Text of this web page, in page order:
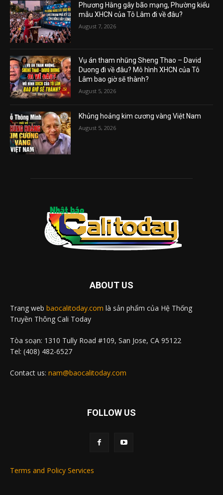
Phương Hằng gây bão mạng, Phường kiểu
mẫu XHCN của Tô Lâm đi về đâu?
August 7, 2026
Vụ án tham nhũng Sheng Thao – David
Duong đi về đâu? Mô hình XHCN của Tô
Lâm bao giờ sẽ thành?
August 5, 2026
Khủng hoảng kim cương vàng Việt Nam
August 5, 2026
ABOUT US
Trang web baocalitoday.com là sản phẩm của Hệ Thống
Truyền Thông Cali Today
Tòa soạn: 1310 Tully Road #109, San Jose, CA 95122
Tel: (408) 482-6527
Contact us: nam@baocalitoday.com
FOLLOW US
Terms and Policy Services